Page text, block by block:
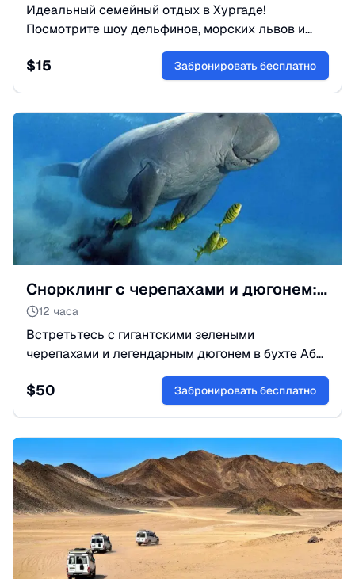
Идеальный семейный отдых в Хургаде!
Посмотрите шоу дельфинов, морских львов и
моржей. Трюки, танцы и море улыбок для детей и
взрослых. Успейте забронировать билеты!
$15 Забронировать бесплатно
Снорклинг с черепахами и дюгонем: Бухта Абу-Даббаб
12 часа
Встретьтесь с гигантскими зелеными
черепахами и легендарным дюгонем в бухте Абу-
Даббаб. Уникальный эко-тур в Марса-Алам для
всей семьи. Забронируйте сейчас!
$50 Забронировать бесплатно